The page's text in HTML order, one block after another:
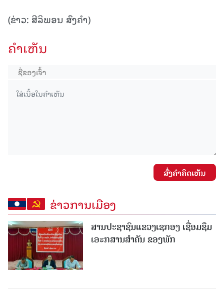
(ຂ່າວ: ສີລິພອນ ສົງຄຳ)
ຄໍາເຫັນ
ສົ່ງຄໍາຄິດເຫັນ
ຂ່າວການເມືອງ
ສານປະຊາຊົນແຂວງເຊກອງ ເຊື່ອມຊຶມ
ເອະກສານສໍາຄັນ ຂອງພັກ